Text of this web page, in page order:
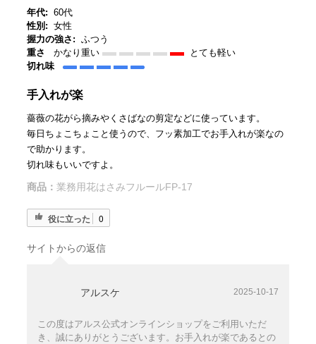
年代: 60代
性別: 女性
握力の強さ: ふつう
重さ
かなり重い
とても軽い
切れ味
手入れが楽
薔薇の花がら摘みやくさばなの剪定などに使っています。
毎日ちょこちょこと使うので、フッ素加工でお手入れが楽なの
で助かります。
切れ味もいいですよ。
商品： 業務用花はさみフルールFP-17
役に立った 0
サイトからの返信
アルスケ 2025-10-17
この度はアルス公式オンラインショップをご利用いただ
き、誠にありがとうございます。お手入れが楽であるとの